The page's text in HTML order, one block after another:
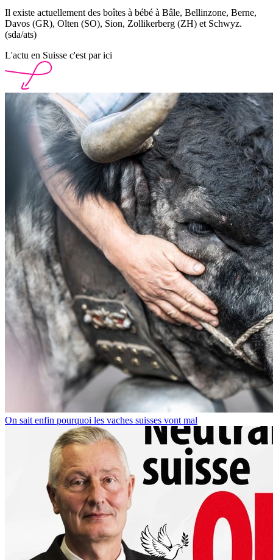
Il existe actuellement des boîtes à bébé à Bâle, Bellinzone, Berne,
Davos (GR), Olten (SO), Sion, Zollikerberg (ZH) et Schwyz.
(sda/ats)
L'actu en Suisse c'est par ici
On sait enfin pourquoi les vaches suisses vont mal